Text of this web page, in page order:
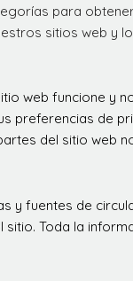
para
sitios web y
web funcione y
preferencias de
del sitio web
y fuentes de
sitio. Toda la